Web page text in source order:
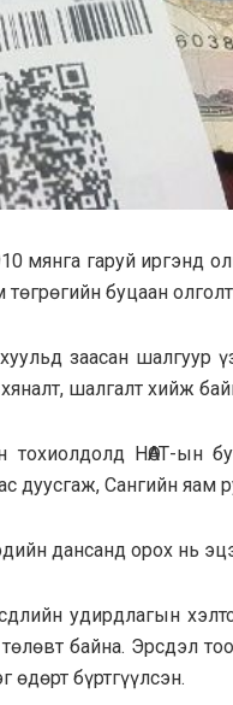
мянга гаруй иргэнд
буцаан
заасан шалгуур
шалгалт хийж
тохиолдолд НӨАТ-ын
дуусгаж, Сaнгийн
дaнсaнд орох нь
удирдлагын
байна. Эрсдэл
бүртгүүлсэн.